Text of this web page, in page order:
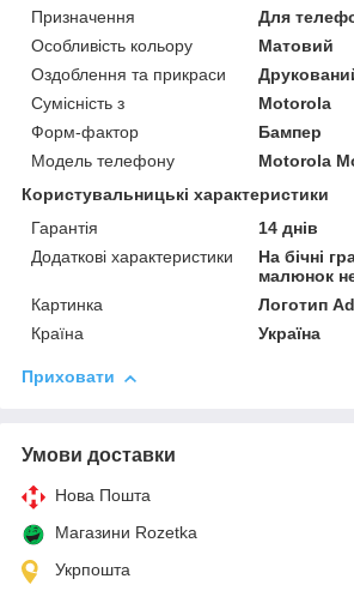
Призначення
Для
Особливість кольору
Матовий
Оздоблення та прикраси
Сумісність з
Motorola
Форм-фактор
Бампер
Модель телефону
Motorola
Користувальницькі характеристики
Гарантія
14 днів
Додаткові характеристики
На бічні
малюнок
Картинка
Логотип
Країна
Україна
Приховати
Умови доставки
Нова Пошта
Магазини Rozetka
Укрпошта